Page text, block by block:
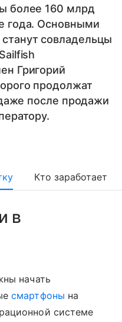
более 160 млрд
года. Основными
совладельцы
Григорий
продолжат
после продажи
Кто заработает
в
начать
смартфоны на
системе